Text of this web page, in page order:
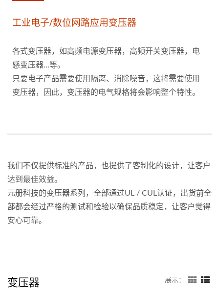
工业电子/数位网路应用变压器
各式变压器，如高频电源变压器，高频开关变压器，电
感变压器…等。
只要电子产品需要使用隔离、消除噪音，这将需要使用
变压器，因此，变压器的电气规格将会影响整个特性。
我们不仅提供标准的产品，也提供了客制化的设计，让客户
达到最佳效益。
元册科技的变压器系列，全部通过UL / CUL认证，出货前全
部都会经过严格的测试和检验以确保品质稳定，让客户觉得
安心可靠。
变压器 展示：